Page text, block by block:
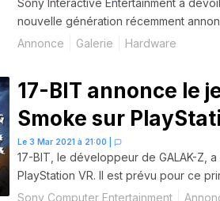
nouvelle génération récemment
Annonce
Galerie Hardware
17-BIT annonce le
Smoke sur
Le 3 Mar 2021 à 21:00
17-BIT, le développeur de GALAK-Z,
PlayStation VR. Il est prévu pour ce
Sony Computer Entertainment